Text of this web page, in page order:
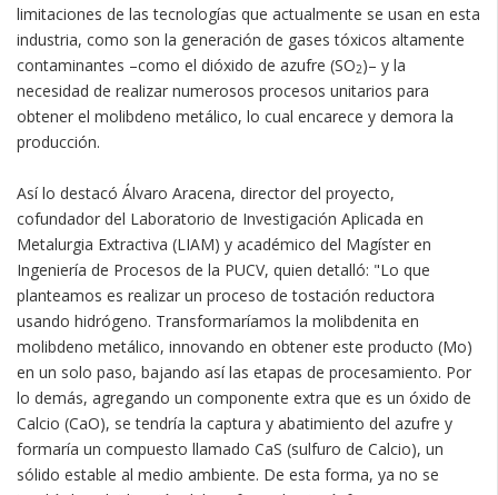
limitaciones de las tecnologías que actualmente se usan en esta
industria, como son la generación de gases tóxicos altamente
contaminantes –como el dióxido de azufre (SO2)– y la
necesidad de realizar numerosos procesos unitarios para
obtener el molibdeno metálico, lo cual encarece y demora la
producción.
Así lo destacó Álvaro Aracena, director del proyecto,
cofundador del Laboratorio de Investigación Aplicada en
Metalurgia Extractiva (LIAM) y académico del Magíster en
Ingeniería de Procesos de la PUCV, quien detalló: "Lo que
planteamos es realizar un proceso de tostación reductora
usando hidrógeno. Transformaríamos la molibdenita en
molibdeno metálico, innovando en obtener este producto (Mo)
en un solo paso, bajando así las etapas de procesamiento. Por
lo demás, agregando un componente extra que es un óxido de
Calcio (CaO), se tendría la captura y abatimiento del azufre y
formaría un compuesto llamado CaS (sulfuro de Calcio), un
sólido estable al medio ambiente. De esta forma, ya no se